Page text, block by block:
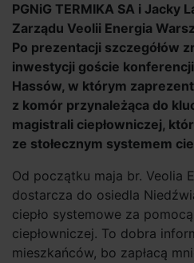
PGNiG TERMIKA SA i Jacky
Zarządu Veolii Energia
Po prezentacji szczegółów
inwestycji goście
Hassów, w którym
z komór przynależąca do
magistrali ciepłowniczej,
ze stołecznym systemem
Od początku maja br. Veolia
dostarcza do osiedla
ciepło systemowe za
ciepłowniczej. To dobra
mieszkańców, bo zapłacą